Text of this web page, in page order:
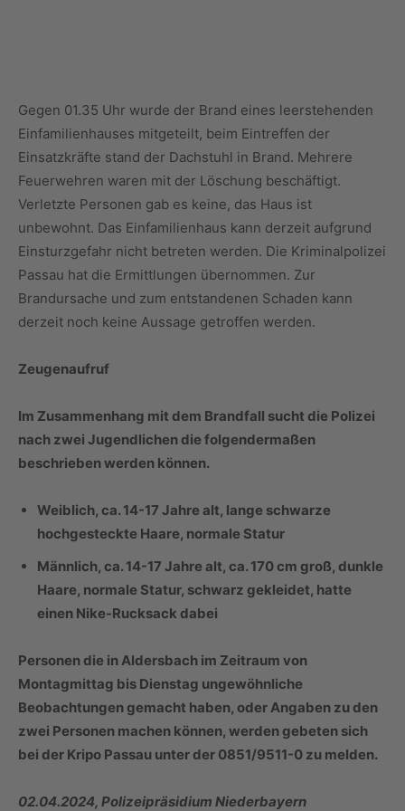
Gegen 01.35 Uhr wurde der Brand eines leerstehenden
Einfamilienhauses mitgeteilt, beim Eintreffen der
Einsatzkräfte stand der Dachstuhl in Brand. Mehrere
Feuerwehren waren mit der Löschung beschäftigt.
Verletzte Personen gab es keine, das Haus ist
unbewohnt. Das Einfamilienhaus kann derzeit aufgrund
Einsturzgefahr nicht betreten werden. Die Kriminalpolizei
Passau hat die Ermittlungen übernommen. Zur
Brandursache und zum entstandenen Schaden kann
derzeit noch keine Aussage getroffen werden.
Zeugenaufruf
Im Zusammenhang mit dem Brandfall sucht die Polizei
nach zwei Jugendlichen die folgendermaßen
beschrieben werden können.
Weiblich, ca. 14-17 Jahre alt, lange schwarze
hochgesteckte Haare, normale Statur
Männlich, ca. 14-17 Jahre alt, ca. 170 cm groß, dunkle
Haare, normale Statur, schwarz gekleidet, hatte
einen Nike-Rucksack dabei
Personen die in Aldersbach im Zeitraum von
Montagmittag bis Dienstag ungewöhnliche
Beobachtungen gemacht haben, oder Angaben zu den
zwei Personen machen können, werden gebeten sich
bei der Kripo Passau unter der 0851/9511-0 zu melden.
02.04.2024, Polizeipräsidium Niederbayern